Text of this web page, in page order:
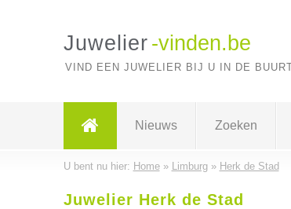
Juwelier -vinden.be
VIND EEN JUWELIER BIJ U IN DE
Nieuws Zoeken
U bent nu hier: Home» Limburg» Herk de Stad
Juwelier Herk de Stad